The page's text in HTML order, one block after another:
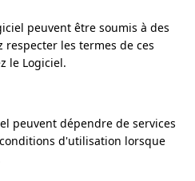
peuvent être soumis à des
respecter les termes de ces
le Logiciel.
peuvent dépendre de services
d'utilisation lorsque